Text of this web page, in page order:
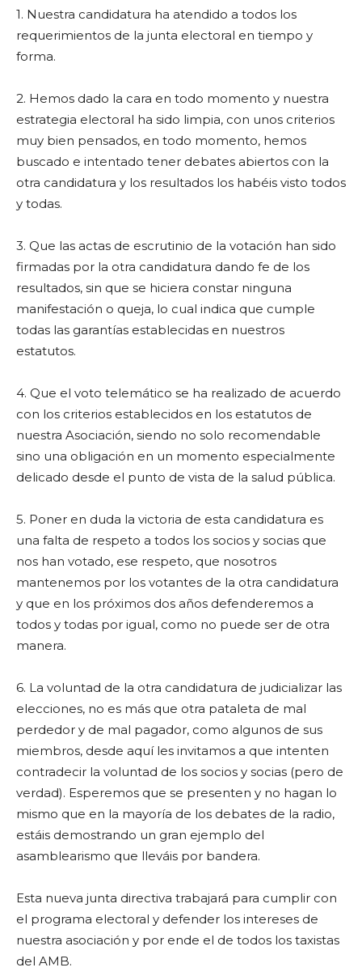
1. Nuestra candidatura ha atendido a todos los
requerimientos de la junta electoral en tiempo y
forma.
2. Hemos dado la cara en todo momento y nuestra
estrategia electoral ha sido limpia, con unos criterios
muy bien pensados, en todo momento, hemos
buscado e intentado tener debates abiertos con la
otra candidatura y los resultados los habéis visto todos
y todas.
3. Que las actas de escrutinio de la votación han sido
firmadas por la otra candidatura dando fe de los
resultados, sin que se hiciera constar ninguna
manifestación o queja, lo cual indica que cumple
todas las garantías establecidas en nuestros
estatutos.
4. Que el voto telemático se ha realizado de acuerdo
con los criterios establecidos en los estatutos de
nuestra Asociación, siendo no solo recomendable
sino una obligación en un momento especialmente
delicado desde el punto de vista de la salud pública.
5. Poner en duda la victoria de esta candidatura es
una falta de respeto a todos los socios y socias que
nos han votado, ese respeto, que nosotros
mantenemos por los votantes de la otra candidatura
y que en los próximos dos años defenderemos a
todos y todas por igual, como no puede ser de otra
manera.
6. La voluntad de la otra candidatura de judicializar las
elecciones, no es más que otra pataleta de mal
perdedor y de mal pagador, como algunos de sus
miembros, desde aquí les invitamos a que intenten
contradecir la voluntad de los socios y socias (pero de
verdad). Esperemos que se presenten y no hagan lo
mismo que en la mayoría de los debates de la radio,
estáis demostrando un gran ejemplo del
asamblearismo que lleváis por bandera.
Esta nueva junta directiva trabajará para cumplir con
el programa electoral y defender los intereses de
nuestra asociación y por ende el de todos los taxistas
del AMB.